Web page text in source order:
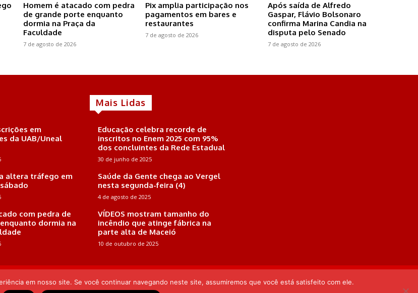
Homem é atacado com pedra
de grande porte enquanto
dormia na Praça da
Faculdade
7 de agosto de 2026
Pix amplia participação nos
pagamentos em bares e
restaurantes
7 de agosto de 2026
Após saída de Alfredo
Gaspar, Flávio Bolsonaro
confirma Marina Candia na
disputa pelo Senado
7 de agosto de 2026
em
da UAB/Uneal
altera tráfego em
com pedra de
dormia na
Mais Lidas
Educação celebra recorde de
inscritos no Enem 2025 com 95%
dos concluintes da Rede Estadual
30 de junho de 2025
Saúde da Gente chega ao Vergel
nesta segunda-feira (4)
4 de agosto de 2025
VÍDEOS mostram tamanho do
incêndio que atinge fábrica na
parte alta de Maceió
10 de outubro de 2025
Pereira
em nosso site. Se você continuar navegando neste site, assumiremos que você está satisfeito com ele.